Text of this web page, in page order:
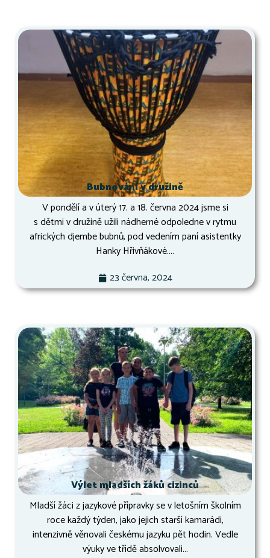
Bubnování v družině
V pondělí a v úterý 17. a 18. června 2024 jsme si
s dětmi v družině užili nádherné odpoledne v rytmu
afrických djembe bubnů, pod vedením paní asistentky
Hanky Hřivňákové....
23 června, 2024
Výlet mladších žáků cizinců
Mladší žáci z jazykové přípravky se v letošním školním
roce každý týden, jako jejich starší kamarádi,
intenzivně věnovali českému jazyku pět hodin. Vedle
výuky ve třídě absolvovali...